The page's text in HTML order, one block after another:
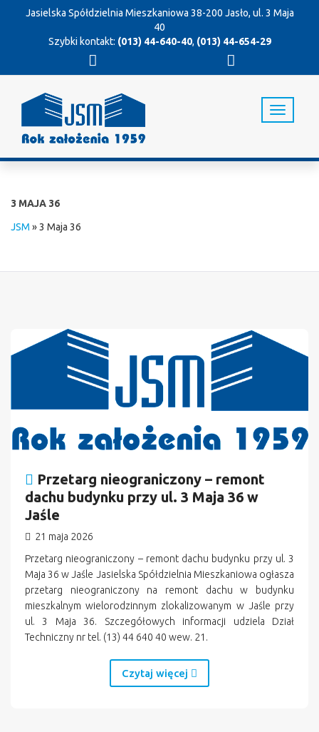
Jasielska Spółdzielnia Mieszkaniowa 38-200 Jasło, ul. 3 Maja
40
Szybki kontakt: (013) 44-640-40, (013) 44-654-29
T
o
3 MAJA 36
JSM »3 Maja 36
Przetarg nieograniczony – remont
dachu budynku przy ul. 3 Maja 36 w
Jaśle
21 maja 2026
Przetarg nieograniczony – remont dachu budynku przy ul. 3
Maja 36 w Jaśle Jasielska Spółdzielnia Mieszkaniowa ogłasza
przetarg nieograniczony na remont dachu w budynku
mieszkalnym wielorodzinnym zlokalizowanym w Jaśle przy
ul. 3 Maja 36. Szczegółowych informacji udziela Dział
Techniczny nr tel. (13) 44 640 40 wew. 21.
Czytaj więcej